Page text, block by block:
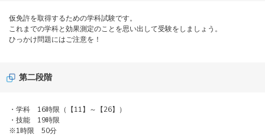
仮免許を取得するための学科試験です。
これまでの学科と効果測定のことを思い出して受験をしましょう。
ひっかけ問題にはご注意を！
第二段階
・学科 16時限（【11】～【26】）
・技能 19時限
※1時限 50分